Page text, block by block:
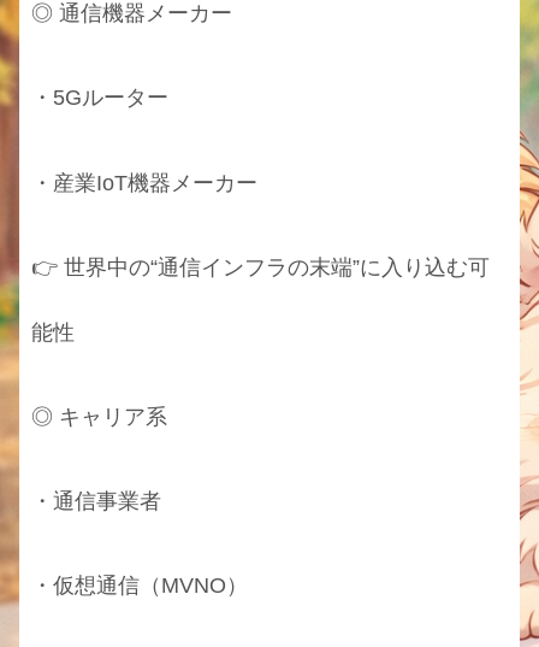
◎ 通信機器メーカー
・5Gルーター
・産業IoT機器メーカー
👉 世界中の“通信インフラの末端”に入り込む可
能性
◎ キャリア系
・通信事業者
・仮想通信（MVNO）